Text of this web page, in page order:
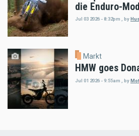
die Enduro-
Jul 03 2026 - 8:32pm by
Markt
HMW goes
Jul 01 2026 - 9:55am by